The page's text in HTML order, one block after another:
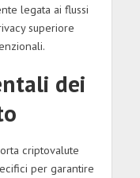
legata ai flussi
superiore
dei
criptovalute
per garantire